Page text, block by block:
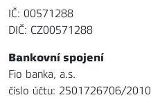
IČ: 00571288
DIČ: CZ00571288
Bankovní spojení
Fio banka, a.s.
číslo účtu: 2501726706/2010